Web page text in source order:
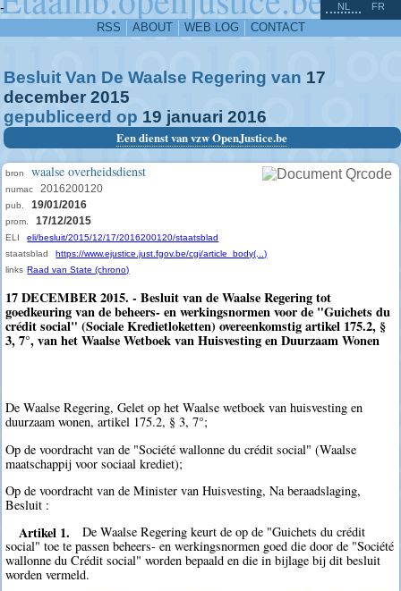
-
RSS ABOUT WEB LOG CONTACT
NL FR
Besluit Van De Waalse Regering van 17
december 2015
gepubliceerd op 19 januari 2016
Een dienst van vzw OpenJustice.be
bron waalse overheidsdienst
numac 2016200120
pub. 19/01/2016
prom. 17/12/2015
ELI
eli/besluit/2015/12/17/2016200120/staatsblad
staatsblad
https://www.ejustice.just.fgov.be/cgi/article_body(...)
links Raad van State (chrono)
17 DECEMBER 2015. - Besluit van de Waalse Regering tot
goedkeuring van de beheers- en werkingsnormen voor de "Guichets du
crédit social" (Sociale Kredietloketten) overeenkomstig artikel 175.2, §
3, 7°, van het Waalse Wetboek van Huisvesting en Duurzaam Wonen
De Waalse Regering, Gelet op het Waalse wetboek van huisvesting en
duurzaam wonen, artikel 175.2, § 3, 7°;
Op de voordracht van de "Société wallonne du crédit social" (Waalse
maatschappij voor sociaal krediet);
Op de voordracht van de Minister van Huisvesting, Na beraadslaging,
Besluit :
Artikel 1.
De Waalse Regering keurt de op de "Guichets du crédit
social" toe te passen beheers- en werkingsnormen goed die door de "Société
wallonne du Crédit social" worden bepaald en die in bijlage bij dit besluit
worden vermeld.
^